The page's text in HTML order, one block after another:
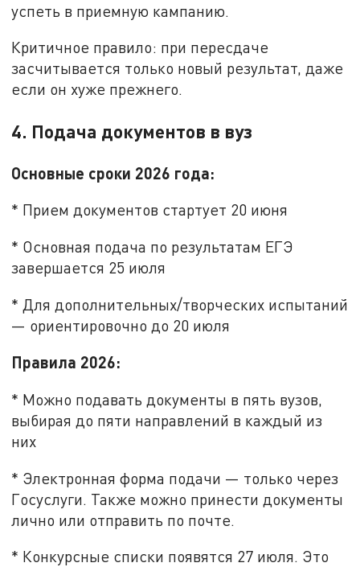
успеть в приемную кампанию.
Критичное правило: при пересдаче
засчитывается только новый результат, даже
если он хуже прежнего.
4. Подача документов в вуз
Основные сроки 2026 года:
* Прием документов стартует 20 июня
* Основная подача по результатам ЕГЭ
завершается 25 июля
* Для дополнительных/творческих испытаний
— ориентировочно до 20 июля
Правила 2026:
* Можно подавать документы в пять вузов,
выбирая до пяти направлений в каждый из
них
* Электронная форма подачи — только через
Госуслуги. Также можно принести документы
лично или отправить по почте.
* Конкурсные списки появятся 27 июля. Это